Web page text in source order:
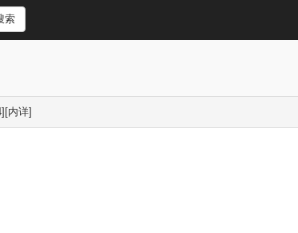
索
内详]